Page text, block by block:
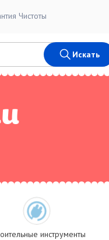
Чистоты
Искать
инструменты